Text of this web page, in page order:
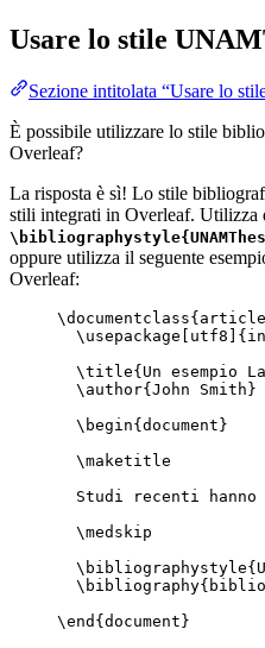
Usare lo stile
Sezione intitolata “Usare lo
È possibile utilizzare lo stile
Overleaf?
La risposta è sì! Lo stile
stili integrati in Overleaf. Utilizza
oppure utilizza il seguente
Overleaf:
\documentclass{ article
\usepackage
utf8 ]{
\title{Un esempio
\author{John Smith}
\begin{ document }
\maketitle
Studi recenti hanno
\medskip
\bibliographystyle
\bibliography
\end { document }